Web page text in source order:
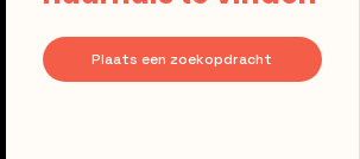
Plaats een zoekopdracht